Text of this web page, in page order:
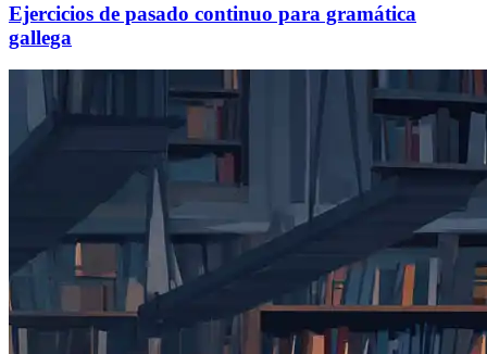
Ejercicios de pasado continuo para gramática
gallega